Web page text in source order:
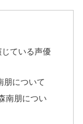
ている声優
朋について
南朋につい